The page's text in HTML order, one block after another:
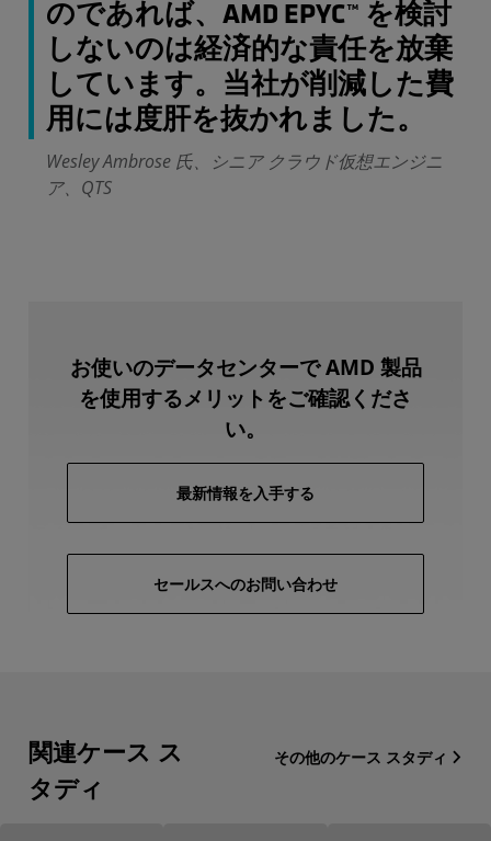
のであれば、AMD EPYC™ を検討
しないのは経済的な責任を放棄
しています。当社が削減した費
用には度肝を抜かれました。
Wesley Ambrose 氏、シニア クラウド仮想エンジニ
ア、QTS
お使いのデータセンターで AMD 製品
を使用するメリットをご確認くださ
い。
最新情報を入手する
セールスへのお問い合わせ
関連ケース ス
タディ
その他のケース スタディ